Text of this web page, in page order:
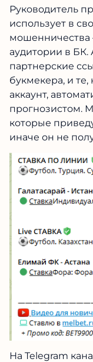
Руководитель
использует в
мошенничества
аудитории в БК.
партнерские
букмекера, и те,
аккаунт,
прогнозистом.
которые
иначе он не
На Telegram